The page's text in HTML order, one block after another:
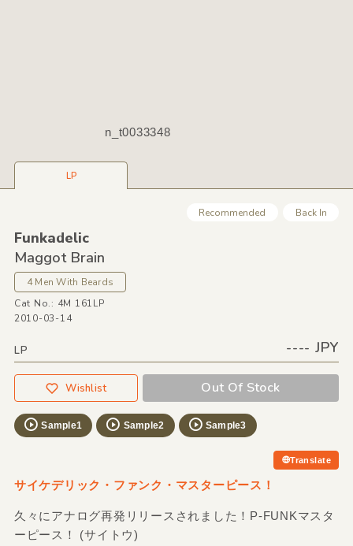
n_t0033348
LP
Recommended Back In
Funkadelic
Maggot Brain
4 Men With Beards
Cat No.: 4M 161LP
2010-03-14
LP ---- JPY
Wishlist Out Of Stock
Sample1 Sample2 Sample3
Translate
サイケデリック・ファンク・マスターピース！
久々にアナログ再発リリースされました！P-FUNKマスタ
ーピース！ (サイトウ)